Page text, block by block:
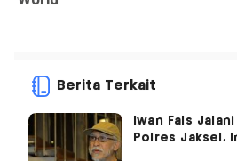
Berita Terkait
Iwan Fals
Polres Jaksel,